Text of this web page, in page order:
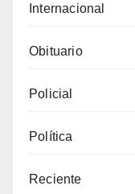
Internacional
Obituario
Policial
Política
Reciente